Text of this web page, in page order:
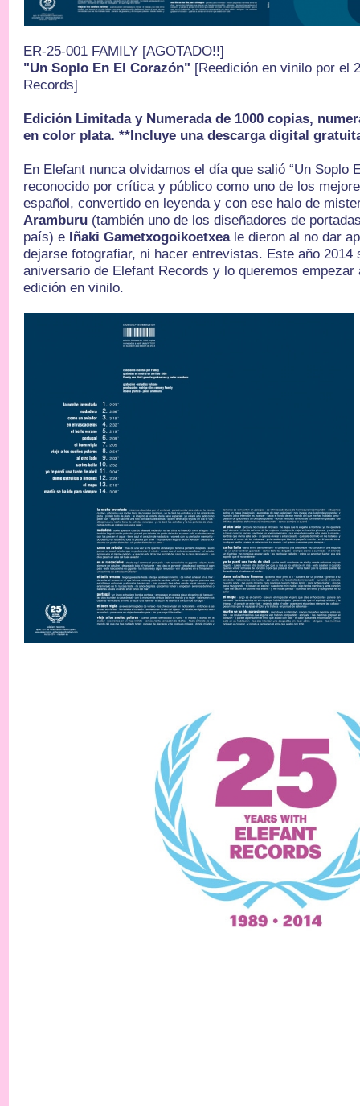
ER-25-001 FAMILY [AGOTADO!!]
"Un Soplo En El Corazón" [Reedición en vinilo por el
Records]
Edición Limitada y Numerada de 1000 copias,
en color plata. **Incluye una descarga digital
En Elefant nunca olvidamos el día que salió “Un Soplo
reconocido por crítica y público como uno de los
español, convertido en leyenda y con ese halo de
Aramburu (también uno de los diseñadores de
país) e Iñaki Gametxogoikoetxeale dieron al no dar
dejarse fotografiar, ni hacer entrevistas. Este año 2014
aniversario de Elefant Records y lo queremos
edición en vinilo.